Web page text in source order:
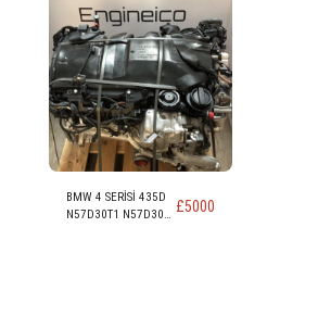
BMW 4 SERİSİ 435D
N57D30T1 N57D30B £5000